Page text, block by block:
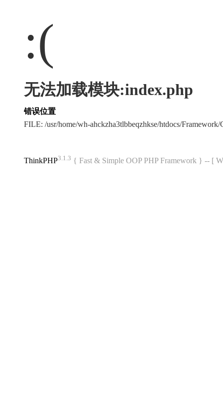
:(
无法加载模块:index.php
错误位置
FILE: /usr/home/wh-ahckzha3tlbbeqzhkse/htdocs/
ThinkPHP3.1.3 { Fast & Simple OOP PHP Framework } -- [